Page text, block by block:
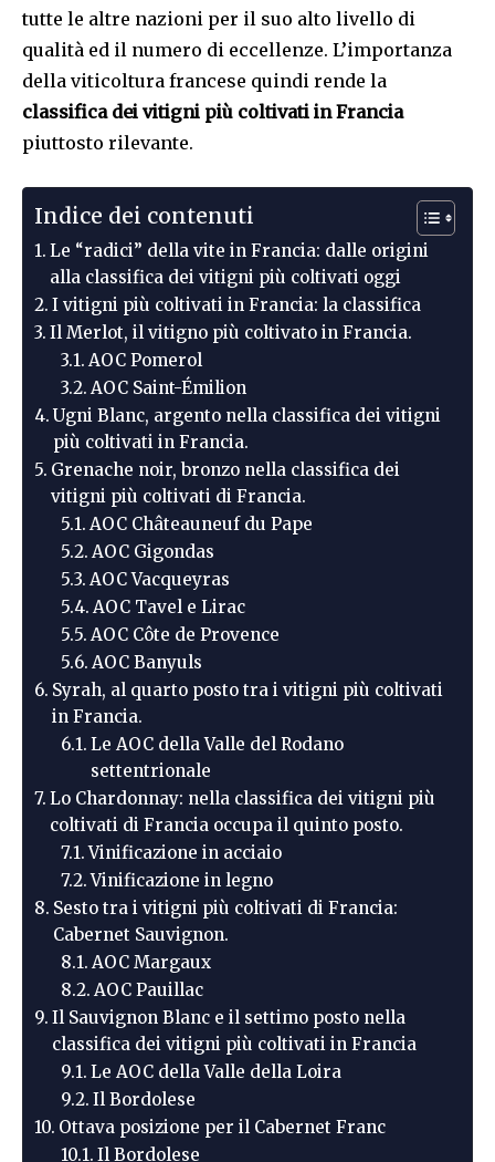
tutte le altre nazioni per il suo alto livello di
qualità ed il numero di eccellenze. L’importanza
della viticoltura francese quindi rende la
classifica dei vitigni più coltivati in Francia
piuttosto rilevante.
Indice dei contenuti
Le “radici” della vite in Francia: dalle origini
alla classifica dei vitigni più coltivati oggi
I vitigni più coltivati in Francia: la classifica
Il Merlot, il vitigno più coltivato in Francia.
AOC Pomerol
AOC Saint-Émilion
Ugni Blanc, argento nella classifica dei vitigni
più coltivati in Francia.
Grenache noir, bronzo nella classifica dei
vitigni più coltivati di Francia.
AOC Châteauneuf du Pape
AOC Gigondas
AOC Vacqueyras
AOC Tavel e Lirac
AOC Côte de Provence
AOC Banyuls
Syrah, al quarto posto tra i vitigni più coltivati
in Francia.
Le AOC della Valle del Rodano
settentrionale
Lo Chardonnay: nella classifica dei vitigni più
coltivati di Francia occupa il quinto posto.
Vinificazione in acciaio
Vinificazione in legno
Sesto tra i vitigni più coltivati di Francia:
Cabernet Sauvignon.
AOC Margaux
AOC Pauillac
Il Sauvignon Blanc e il settimo posto nella
classifica dei vitigni più coltivati in Francia
Le AOC della Valle della Loira
Il Bordolese
Ottava posizione per il Cabernet Franc
Il Bordolese